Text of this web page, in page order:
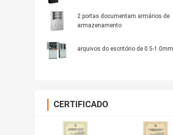
2 portas documentam armários de
armazenamento
arquivos do escritório de 0.5-1.0mm
CERTIFICADO